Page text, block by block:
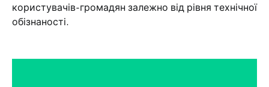
користувачів-громадян залежно від рівня технічної
обізнаності.